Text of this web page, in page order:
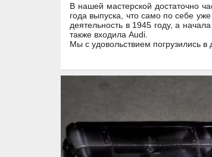
В нашей мастерской достаточно
года выпуска, что само по себе
деятельность в 1945 году, а
также входила Audi.
Мы с удовольствием погрузились